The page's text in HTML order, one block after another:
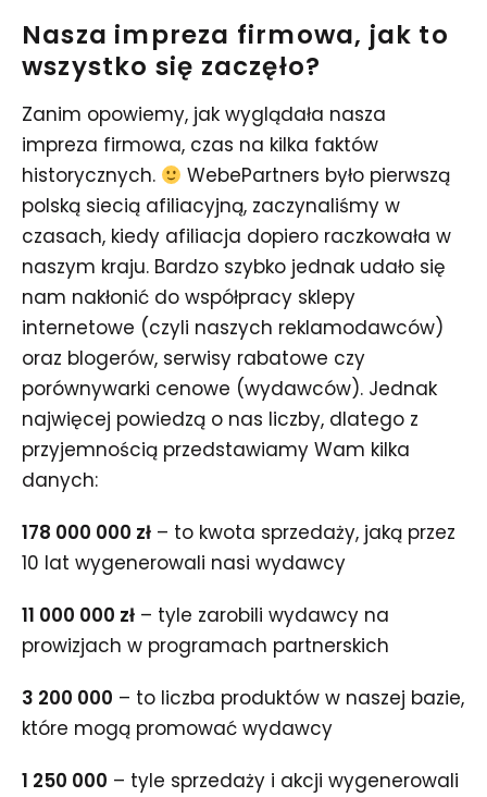
Nasza impreza firmowa, jak to
wszystko się zaczęło?
Zanim opowiemy, jak wyglądała nasza
impreza firmowa, czas na kilka faktów
historycznych.
WebePartners było pierwszą
polską siecią afiliacyjną, zaczynaliśmy w
czasach, kiedy afiliacja dopiero raczkowała w
naszym kraju. Bardzo szybko jednak udało się
nam nakłonić do współpracy sklepy
internetowe (czyli naszych reklamodawców)
oraz blogerów, serwisy rabatowe czy
porównywarki cenowe (wydawców). Jednak
najwięcej powiedzą o nas liczby, dlatego z
przyjemnością przedstawiamy Wam kilka
danych:
178 000 000 zł – to kwota sprzedaży, jaką przez
10 lat wygenerowali nasi wydawcy
11 000 000 zł – tyle zarobili wydawcy na
prowizjach w programach partnerskich
3 200 000 – to liczba produktów w naszej bazie,
które mogą promować wydawcy
1 250 000 – tyle sprzedaży i akcji wygenerowali